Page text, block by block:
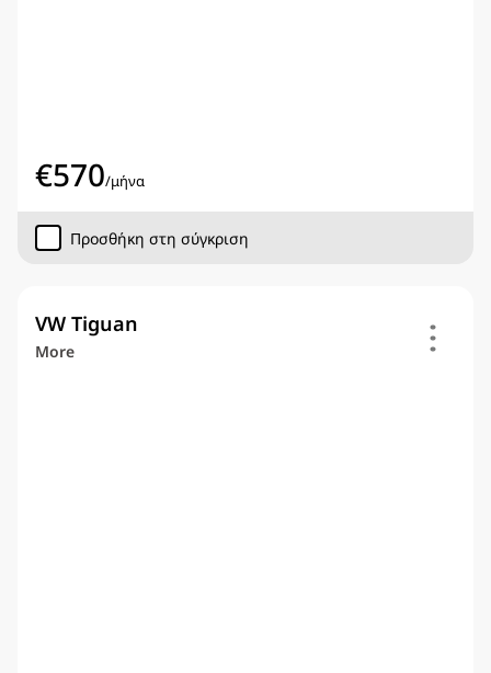
€570/μήνα
Προσθήκη στη σύγκριση
VW Tiguan
More